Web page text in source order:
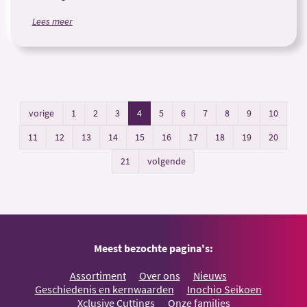
Lees meer
vorige 1 2 3 4 5 6 7 8 9
10
11
12 13 14 15 16 17 18 19
20
21
volgende
Meest bezochte pagina's:
Assortiment Over ons
Nieuws
Geschiedenis en kernwaarden
Inochio Seikoen
Xclusive Cuttings
Onze families